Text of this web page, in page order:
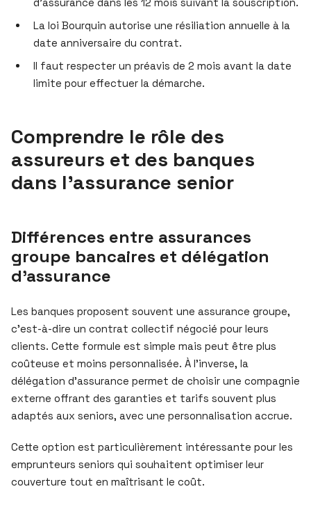
La loi Bourquin autorise une résiliation annuelle à la
date anniversaire du contrat.
Il faut respecter un préavis de 2 mois avant la date
limite pour effectuer la démarche.
Comprendre le rôle des
assureurs et des banques
dans l’assurance senior
Différences entre assurances
groupe bancaires et délégation
d’assurance
Les banques proposent souvent une assurance groupe,
c’est-à-dire un contrat collectif négocié pour leurs
clients. Cette formule est simple mais peut être plus
coûteuse et moins personnalisée. À l’inverse, la
délégation d’assurance permet de choisir une compagnie
externe offrant des garanties et tarifs souvent plus
adaptés aux seniors, avec une personnalisation accrue.
Cette option est particulièrement intéressante pour les
emprunteurs seniors qui souhaitent optimiser leur
couverture tout en maîtrisant le coût.